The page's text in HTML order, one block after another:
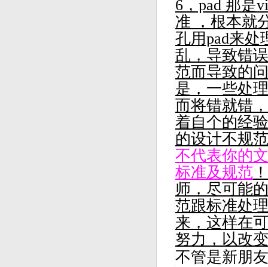
6，pad 那是
准 ，根本就
孔用pad来处
乱，导致错
范而导致的
是，一些处
而将错就错
着自个的经
的设计不规
不代表你的
标准及规范
师，尽可能
范跟标准处
来，这样在
努力，以改
不管是新朋